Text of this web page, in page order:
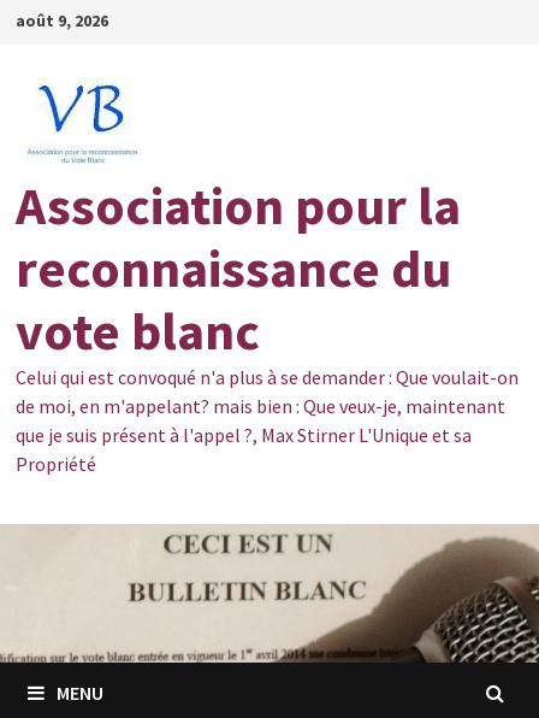
Passer
contenu
août 9, 2026
Association pour la
reconnaissance du
vote blanc
Celui qui est convoqué n'a plus à se demander : Que voulait-on
de moi, en m'appelant? mais bien : Que veux-je, maintenant
que je suis présent à l'appel ?, Max Stirner L'Unique et sa
Propriété
MENU